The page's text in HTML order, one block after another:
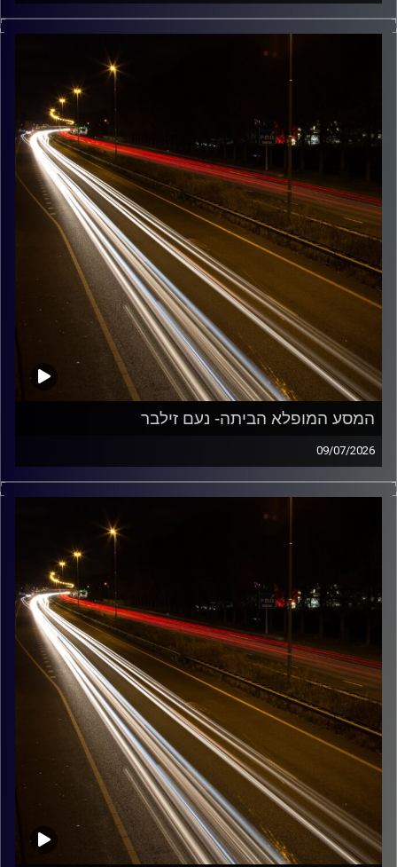
מוזיקה שתלווה אותנו אחרי יום עבודה ארוך ותחזיר אותנו
הביתה בשלום עם נועה טרייטל
קרדיט תמונות:
המסע המופלא הביתה- נעם זילבר
09/07/2026
מוזיקה שתלווה אותנו אחרי יום עבודה ארוך ותחזיר אותנו
הביתה בשלום נעם זילבר
קרדיט תמונות: